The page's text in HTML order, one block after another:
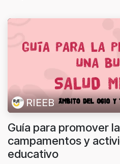
RIEEB
Guía para promover
campamentos y
educativo